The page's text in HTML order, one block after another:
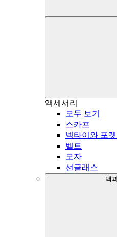
액세서리
모두 보기
스카프
넥타이와 포
벨트
모자
선글래스
백